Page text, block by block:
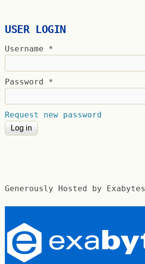
USER LOGIN
Username *
Password *
Request new password
Generously Hosted by Exabytes